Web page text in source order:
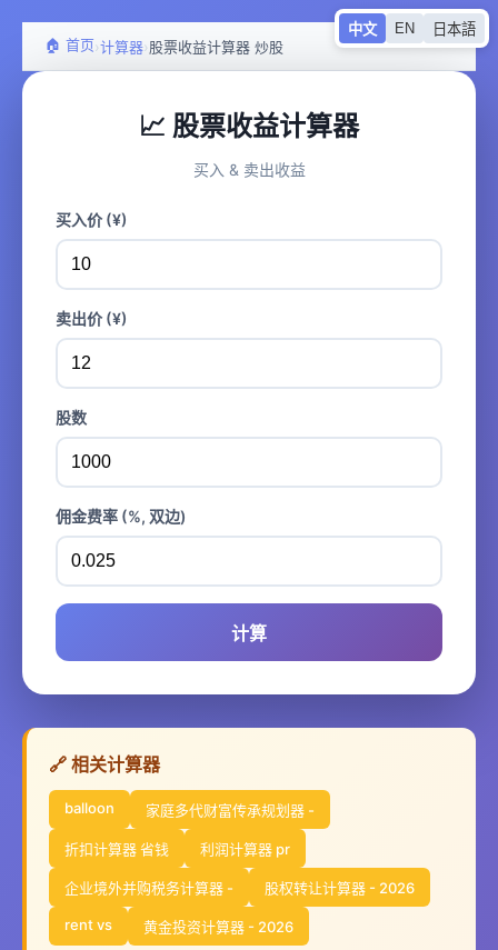
🏠 首页›计算器›股票收益计算器 炒股
中文 EN 日本語
📈 股票收益计算器
买入 & 卖出收益
买入价 (¥)
卖出价 (¥)
股数
佣金费率 (%, 双边)
计算
🔗 相关计算器
balloon 家庭多代财富传承规划器 -
折扣计算器 省钱 利润计算器 pr
企业境外并购税务计算器 - 股权转让计算器 - 2026
rent vs 黄金投资计算器 - 2026